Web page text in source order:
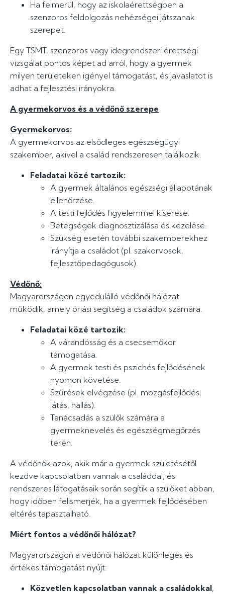
Ha felmerül, hogy az iskolaérettségben a
szenzoros feldolgozás nehézségei játszanak
szerepet.
Egy TSMT, szenzoros vagy idegrendszeri érettségi
vizsgálat pontos képet ad arról, hogy a gyermek
milyen területeken igényel támogatást, és javaslatot is
adhat a fejlesztési irányokra.
A gyermekorvos és a védőnő szerepe
Gyermekorvos:
A gyermekorvos az elsődleges egészségügyi
szakember, akivel a család rendszeresen találkozik.
Feladatai közé tartozik:
A gyermek általános egészségi állapotának
ellenőrzése.
A testi fejlődés figyelemmel kísérése.
Betegségek diagnosztizálása és kezelése.
Szükség esetén további szakemberekhez
irányítja a családot (pl. szakorvosok,
fejlesztőpedagógusok).
Védőnő:
Magyarországon egyedülálló védőnői hálózat
működik, amely óriási segítség a családok számára.
Feladatai közé tartozik:
A várandósság és a csecsemőkor
támogatása.
A gyermek testi és pszichés fejlődésének
nyomon követése.
Szűrések elvégzése (pl. mozgásfejlődés,
látás, hallás).
Tanácsadás a szülők számára a
gyermeknevelés és egészségmegőrzés
terén.
A védőnők azok, akik már a gyermek születésétől
kezdve kapcsolatban vannak a családdal, és
rendszeres látogatásaik során segítik a szülőket abban,
hogy időben felismerjék, ha a gyermek fejlődésében
eltérés tapasztalható.
Miért fontos a védőnői hálózat?
Magyarországon a védőnői hálózat különleges és
értékes támogatást nyújt:
Közvetlen kapcsolatban vannak a családokkal,